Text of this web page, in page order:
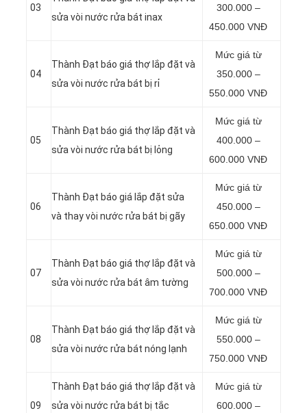
03
sửa vòi nước rửa bát inax
300.000 –
450.000 VNĐ
04
Thành Đạt báo giá thợ lắp đặt và
sửa vòi nước rửa bát bị rỉ
Mức giá từ
350.000 –
550.000 VNĐ
05
Thành Đạt báo giá thợ lắp đặt và
sửa vòi nước rửa bát bị lỏng
Mức giá từ
400.000 –
600.000 VNĐ
06
Thành Đạt báo giá lắp đặt sửa
và thay vòi nước rửa bát bị gãy
Mức giá từ
450.000 –
650.000 VNĐ
07
Thành Đạt báo giá thợ lắp đặt và
sửa vòi nước rửa bát âm tường
Mức giá từ
500.000 –
700.000 VNĐ
08
Thành Đạt báo giá thợ lắp đặt và
sửa vòi nước rửa bát nóng lạnh
Mức giá từ
550.000 –
750.000 VNĐ
09
Thành Đạt báo giá thợ lắp đặt và
sửa vòi nước rửa bát bị tắc
Mức giá từ
600.000 –